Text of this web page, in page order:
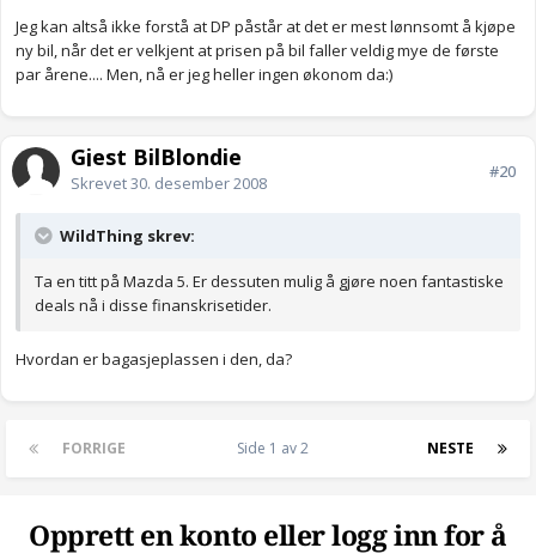
Jeg kan altså ikke forstå at DP påstår at det er mest lønnsomt å kjøpe
ny bil, når det er velkjent at prisen på bil faller veldig mye de første
par årene.... Men, nå er jeg heller ingen økonom da:)
Gjest BilBlondie
Skrevet30. desember 2008
#20
WildThing skrev:
Ta en titt på Mazda 5. Er dessuten mulig å gjøre noen fantastiske
deals nå i disse finanskrisetider.
Hvordan er bagasjeplassen i den, da?
FORRIGE NESTE
Side 1 av 2
Opprett en konto eller logg inn for å